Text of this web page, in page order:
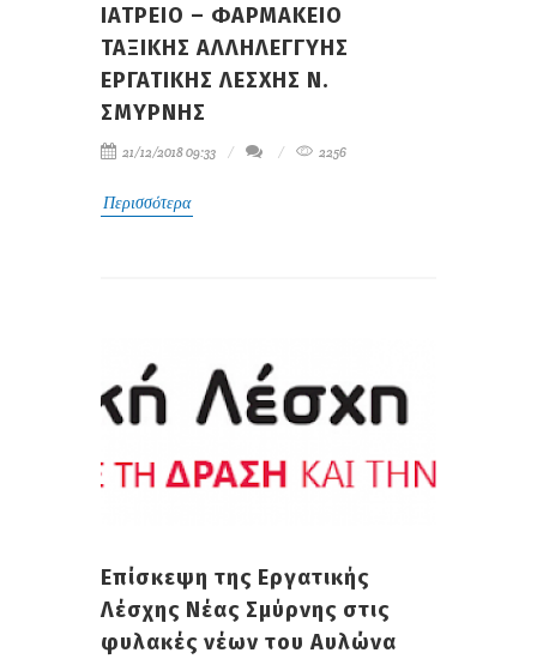
ΙΑΤΡΕΙΟ – ΦΑΡΜΑΚΕΙΟ
ΤΑΞΙΚΗΣ ΑΛΛΗΛΕΓΓΥΗΣ
ΕΡΓΑΤΙΚΗΣ ΛΕΣΧΗΣ Ν.
ΣΜΥΡΝΗΣ
21/12/2018 09:33 2256
Περισσότερα
Eπίσκεψη της Εργατικής
Λέσχης Νέας Σμύρνης στις
φυλακές νέων του Αυλώνα